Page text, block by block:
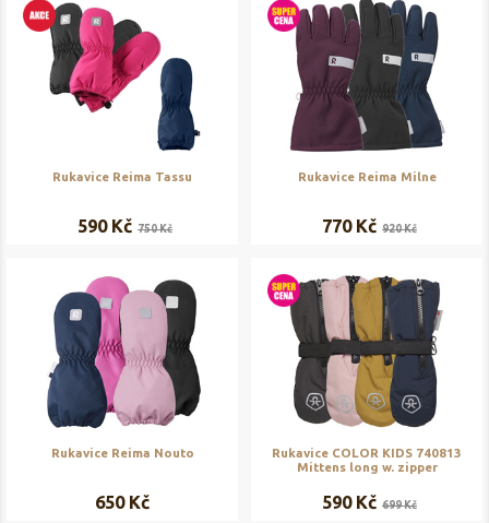
Rukavice Reima Tassu
590 Kč 750 Kč
Rukavice Reima Milne
770 Kč 920 Kč
Rukavice Reima Nouto
650 Kč
Rukavice COLOR KIDS 740813
Mittens long w. zipper
590 Kč 699 Kč